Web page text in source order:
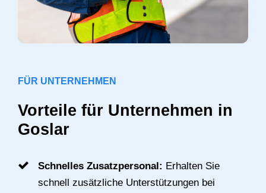
FÜR UNTERNEHMEN
Vorteile für Unternehmen in
Goslar
Schnelles Zusatzpersonal: Erhalten Sie
schnell zusätzliche Unterstützungen bei